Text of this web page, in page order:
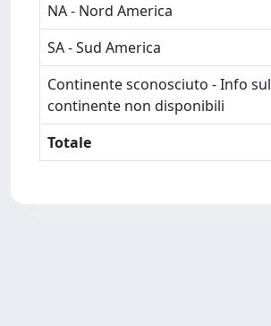
NA - Nord America
SA - Sud America
Continente sconosciuto - Info sul
continente non disponibili
Totale